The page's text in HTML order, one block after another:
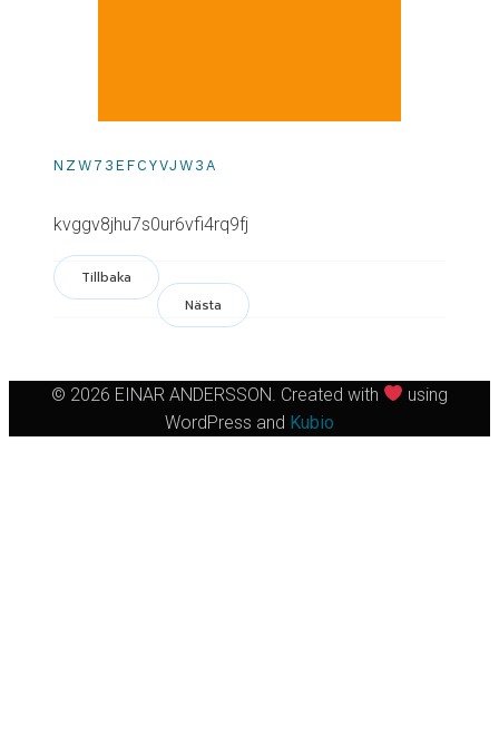
NZW73EFCYVJW3A
kvggv8jhu7s0ur6vfi4rq9fj
Tillbaka
Nästa
© 2026 EINAR ANDERSSON. Created with
using
WordPress and Kubio